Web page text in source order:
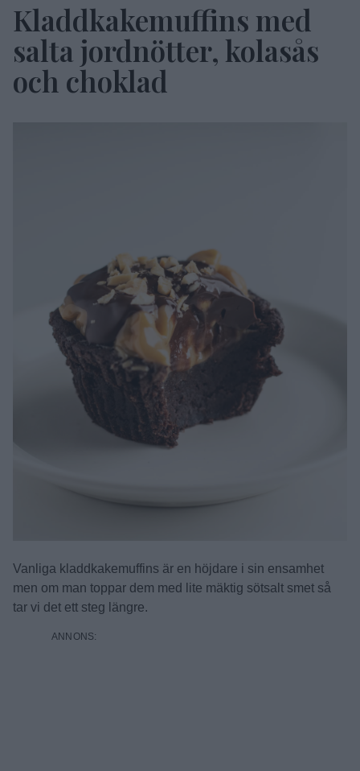
Kladdkakemuffins med
salta jordnötter, kolasås
och choklad
Vanliga kladdkakemuffins är en höjdare i sin ensamhet
men om man toppar dem med lite mäktig sötsalt smet så
tar vi det ett steg längre.